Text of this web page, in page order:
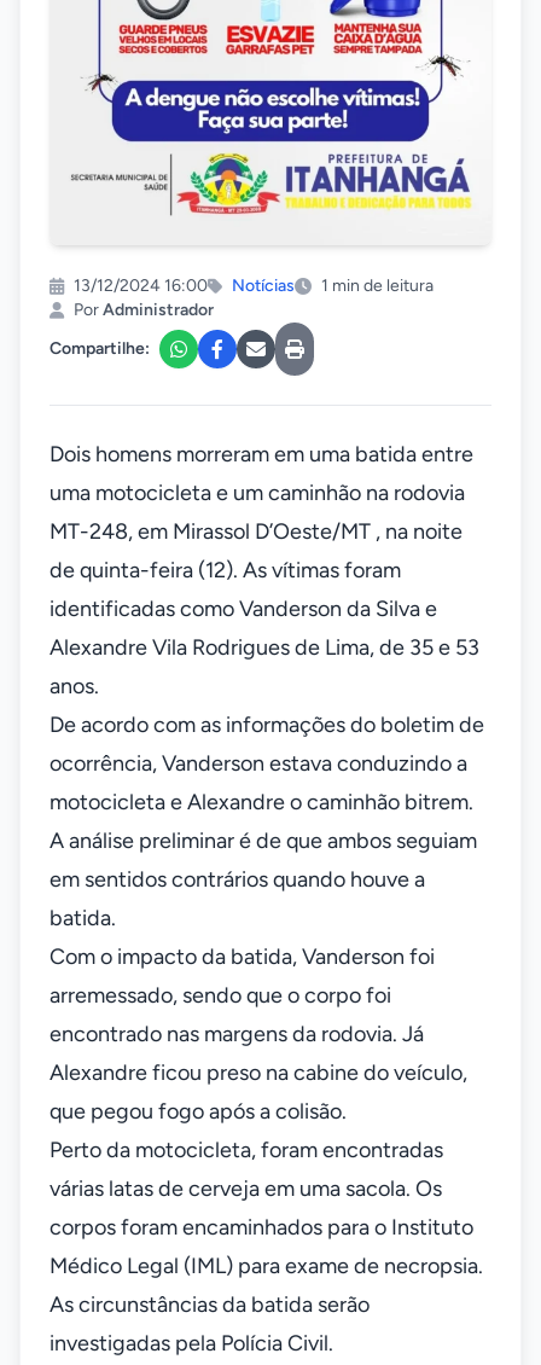
13/12/2024 16:00 Notícias
1 min de leitura
PorAdministrador
Compartilhe:
Dois homens morreram em uma batida entre
uma motocicleta e um caminhão na rodovia
MT-248, em Mirassol D’Oeste/MT , na noite
de quinta-feira (12). As vítimas foram
identificadas como Vanderson da Silva e
Alexandre Vila Rodrigues de Lima, de 35 e 53
anos.
De acordo com as informações do boletim de
ocorrência, Vanderson estava conduzindo a
motocicleta e Alexandre o caminhão bitrem.
A análise preliminar é de que ambos seguiam
em sentidos contrários quando houve a
batida.
Com o impacto da batida, Vanderson foi
arremessado, sendo que o corpo foi
encontrado nas margens da rodovia. Já
Alexandre ficou preso na cabine do veículo,
que pegou fogo após a colisão.
Perto da motocicleta, foram encontradas
várias latas de cerveja em uma sacola. Os
corpos foram encaminhados para o Instituto
Médico Legal (IML) para exame de necropsia.
As circunstâncias da batida serão
investigadas pela Polícia Civil.